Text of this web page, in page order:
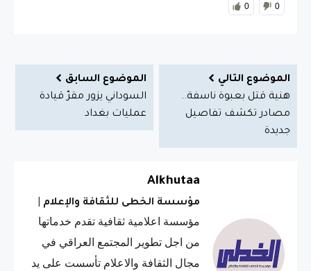
0 0
الموضوع التالي
هنية قتل بعبوة ناسفة..
مصادر تكشف تفاصيل
جديدة
الموضوع السابق
السوداني يزور مقرّ قيادة
عمليات بغداد
Alkhutaa
مؤسسة الخطى للثقافة والإعلام
مؤسسة اعلامية ثقافية تقدم خدماتها
من اجل تطوير المجتمع العراقي في
مجال الثقافة والاعلام تأسست على يد